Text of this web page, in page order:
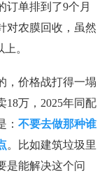
订单排到了9个月
对农膜回收，虽然
。
，价格战打得一塌
18万，2025年同配
： 不要去做那种谁
。比如建筑垃圾里
是能解决这个问